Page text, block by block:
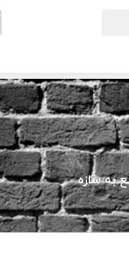
به سازه